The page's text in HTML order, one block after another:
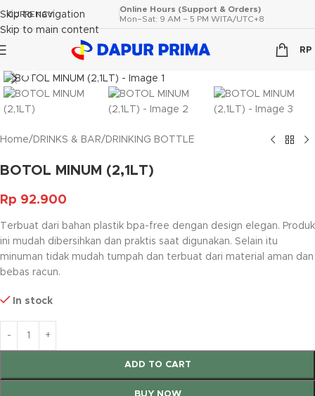
Skip to navigation
Skip to main content
CURRENCY
Online Hours (Support & Orders)
Mon–Sat: 9 AM – 5 PM WITA/UTC+8
RP
Click to enlarge
Home/ DRINKS & BAR/ DRINKING BOTTLE
BOTOL MINUM (2,1LT)
Rp 92.900
Terbuat dari bahan plastik bpa-free dengan design elegan. Produk
ini mudah dibersihkan dan praktis saat digunakan. Selain itu
minuman tidak mudah tumpah dan terbuat dari material aman dan
bebas racun.
In stock
ADD TO CART